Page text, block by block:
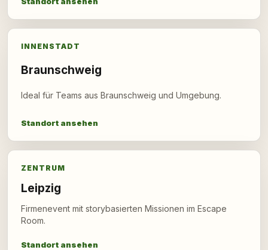
INNENSTADT
Braunschweig
Ideal für Teams aus Braunschweig und Umgebung.
Standort ansehen
ZENTRUM
Leipzig
Firmenevent mit storybasierten Missionen im Escape
Room.
Standort ansehen